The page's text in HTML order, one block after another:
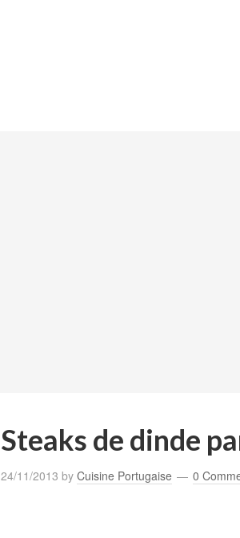
Steaks de dinde
24/11/2013 by Cuisine Portugaise 0